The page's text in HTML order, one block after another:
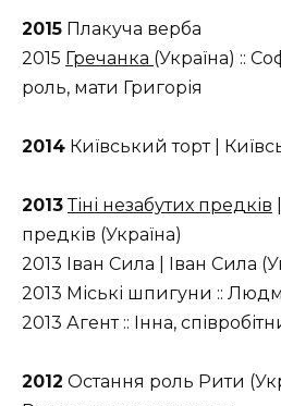
2015 Плакуча верба
2015 Гречанка (Україна) ::
роль, мати Григорія
2014 Київський торт |
2013 Тіні незабутих предків
предків (Україна)
2013 Іван Сила | Іван Сила
2013 Міські шпигуни ::
2013 Агент :: Інна,
2012 Остання роль Рити